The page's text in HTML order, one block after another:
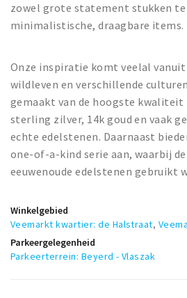
Baroniepoorten
Sport
Privacy
Inloggen
zowel grote statement stukken te
minimalistische, draagbare items.
Onze inspiratie komt veelal
wildleven en verschillende
gemaakt van de hoogste kwaliteit
sterling zilver, 14k goud en vaak
echte edelstenen. Daarnaast
one-of-a-kind serie aan, waarbij
eeuwenoude edelstenen gebruikt
Winkelgebied
Veemarkt kwartier: de Halstraat,
Parkeergelegenheid
Parkeerterrein: Beyerd - Vlaszak